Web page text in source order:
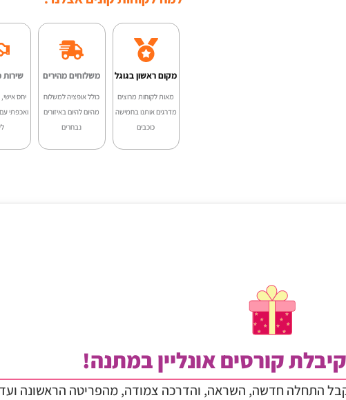
מקום ראשון בגוגל
מאות לקוחות מרוצים
מדרגים אותנו בחמישה
כוכבים
משלוחים מהירים
כולל אופציה למשלוח
מהיום להיום באיזורים
נבחרים
יחס
ואכפתי
קורסים אונליין במתנה!
התחלה חדשה, השראה, והדרכה צמודה, מהפריטה הראשונה